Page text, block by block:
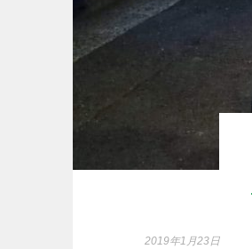
2019年1月23日